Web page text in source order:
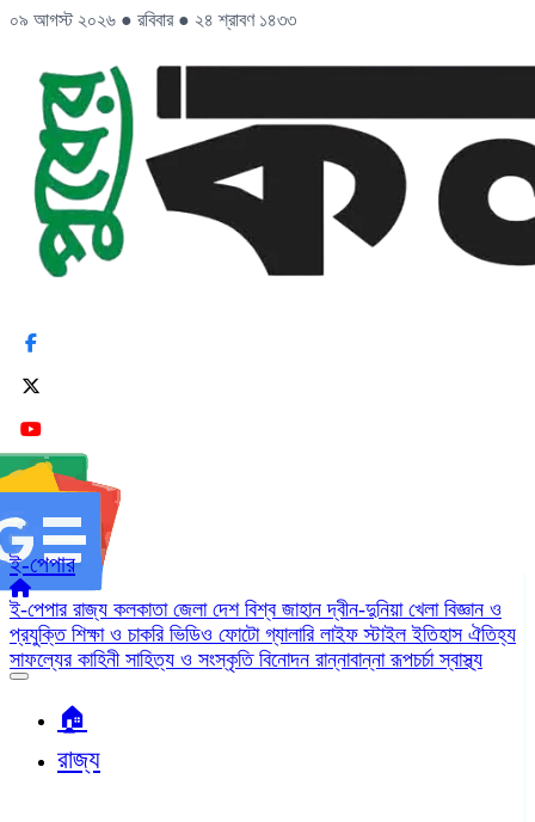
০৯ আগস্ট ২০২৬ ● রবিবার ● ২৪ শ্রাবণ ১৪৩৩
ই-পেপার
ই-পেপার রাজ্য কলকাতা জেলা দেশ বিশ্ব জাহানদ্বীন-দুনিয়া খেলা বিজ্ঞান ও
প্রযুক্তি শিক্ষা ও চাকরি ভিডিও ফোটো গ্যালারি লাইফ স্টাইলইতিহাস ঐতিহ্য
সাফল্যের কাহিনী সাহিত্য ও সংস্কৃতি বিনোদন রান্নাবান্নারূপচর্চাস্বাস্থ্য
🏠︎
রাজ্য